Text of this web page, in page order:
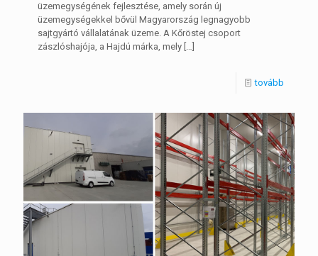
üzemegységének fejlesztése, amely során új
üzemegységekkel bővül Magyarország legnagyobb
sajtgyártó vállalatának üzeme. A Kőröstej csoport
zászlóshajója, a Hajdú márka, mely […]
tovább